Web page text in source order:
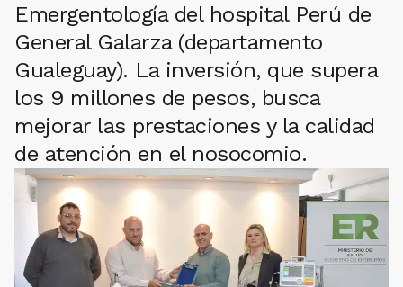
Emergentología del hospital Perú de
General Galarza (departamento
Gualeguay). La inversión, que supera
los 9 millones de pesos, busca
mejorar las prestaciones y la calidad
de atención en el nosocomio.